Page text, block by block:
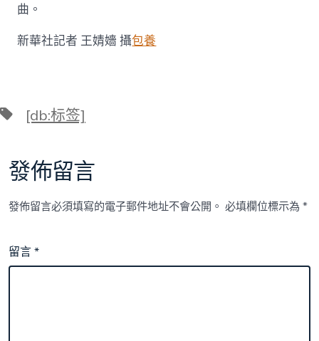
中
國
曲。
新華社記者 王婧嬙 攝包養
標 [db:标签]
發佈留言
發佈留言必須填寫的電子郵件地址不會公開。 必填欄位標示為*
留言*